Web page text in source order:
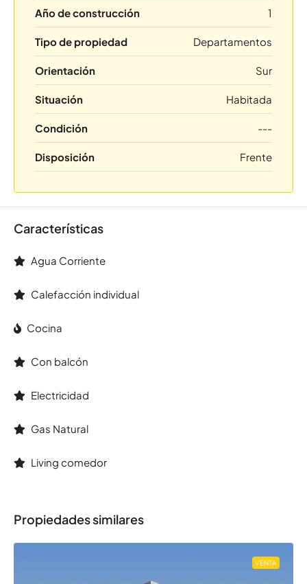
Año de construcción 1
Tipo de propiedad Departamentos
Orientación Sur
Situación Habitada
Condición ---
Disposición Frente
Características
Agua Corriente
Calefacción individual
Cocina
Con balcón
Electricidad
Gas Natural
Living comedor
Propiedades similares
VENTA